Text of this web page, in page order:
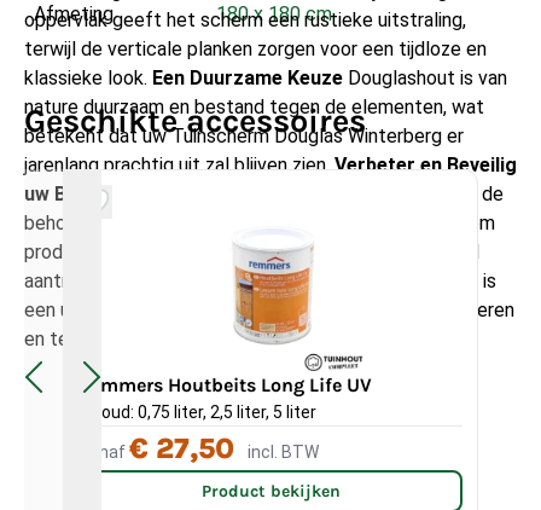
oppervlak geeft het scherm een rustieke uitstraling,
terwijl de verticale planken zorgen voor een tijdloze en
klassieke look. Een Duurzame Keuze Douglashout is van
nature duurzaam en bestand tegen de elementen, wat
betekent dat uw Tuinscherm Douglas Winterberg er
jarenlang prachtig uit zal blijven zien.Verbeter en Beveilig
uw Buitenruimte
Bij Tuinhout Compleet begrijpen we de
behoeften van tuinliefhebbers en streven we ernaar om
producten te bieden die zowel functioneel als visueel
aantrekkelijk zijn. Het Tuinscherm Douglas Winterberg is
een uitstekende keuze om uw buitenruimte te verbeteren
en te beveiligen.
Afmeting 180 x 180 cm
Geschikte accessoires
Remmers Houtbeits Long Life UV
Inhoud: 0,75 liter, 2,5 liter, 5 liter
Vanaf€ 27,50 incl. BTW
Product bekijken